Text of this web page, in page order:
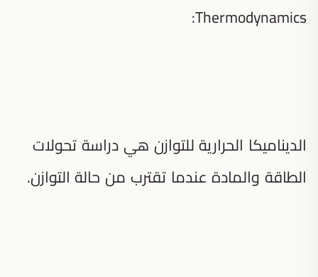
Thermodynamics:
الديناميكا الحرارية للتوازن هي دراسة تحولات
الطاقة والمادة عندما تقترب من حالة التوازن.